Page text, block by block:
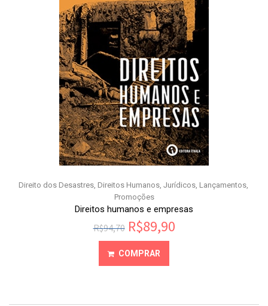
Direito dos Desastres, Direitos Humanos, Jurídicos, Lançamentos,
Promoções
Direitos humanos e empresas
R$94,70 R$89,90
COMPRAR